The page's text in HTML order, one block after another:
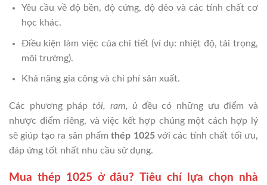
Yêu cầu về độ bền, độ cứng, độ dẻo và các tính chất cơ
học khác.
Điều kiện làm việc của chi tiết (ví dụ: nhiệt độ, tải trọng,
môi trường).
Khả năng gia công và chi phí sản xuất.
Các phương pháp tôi, ram, ủ đều có những ưu điểm và
nhược điểm riêng, và việc kết hợp chúng một cách hợp lý
sẽ giúp tạo ra sản phẩmthép 1025với các tính chất tối ưu,
đáp ứng tốt nhất nhu cầu sử dụng.
Mua thép 1025 ở đâu? Tiêu chí lựa chọn nhà